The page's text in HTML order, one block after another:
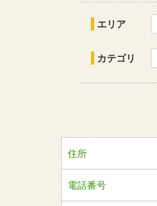
エリア
カテゴリ
住所
電話番号